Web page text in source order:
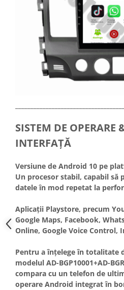
SISTEM DE OPERARE
INTERFAȚĂ
Versiune de Android 10 pe
Un procesor stabil, capabil să
datele în mod repetat la
Aplicații Playstore, precum
Google Maps, Facebook,
Online, Google Voice Control,
Pentru a înțelege în totalitate
modelul AD-BGP10001+AD-
compara cu un telefon de
operare Android integrat în